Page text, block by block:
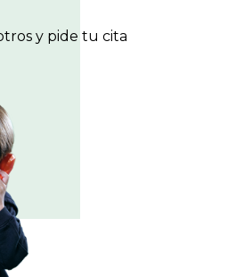
y pide tu cita